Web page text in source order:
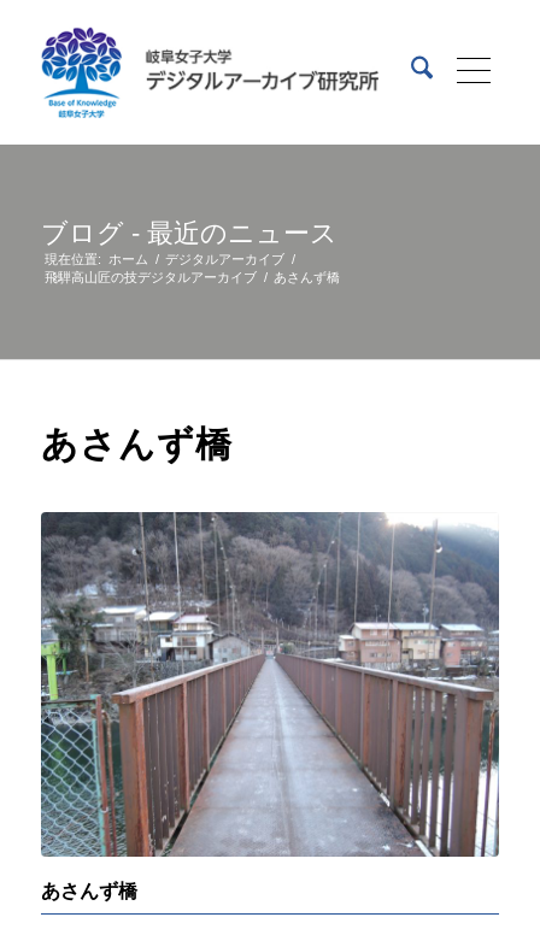
ブログ - 最近のニュース
現在位置: ホーム / デジタルアーカイブ /
飛騨高山匠の技デジタルアーカイブ / あさんず橋
あさんず橋
あさんず橋